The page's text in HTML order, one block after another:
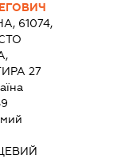
61074,
27